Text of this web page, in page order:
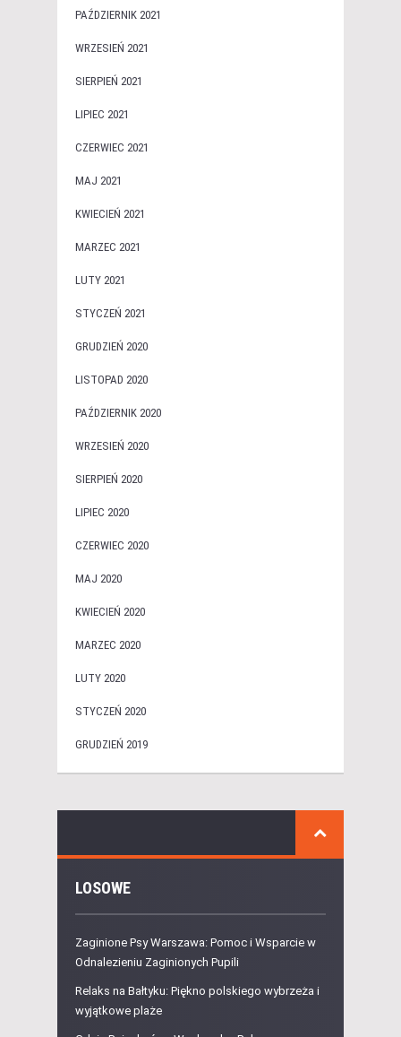
PAŹDZIERNIK 2021
WRZESIEŃ 2021
SIERPIEŃ 2021
LIPIEC 2021
CZERWIEC 2021
MAJ 2021
KWIECIEŃ 2021
MARZEC 2021
LUTY 2021
STYCZEŃ 2021
GRUDZIEŃ 2020
LISTOPAD 2020
PAŹDZIERNIK 2020
WRZESIEŃ 2020
SIERPIEŃ 2020
LIPIEC 2020
CZERWIEC 2020
MAJ 2020
KWIECIEŃ 2020
MARZEC 2020
LUTY 2020
STYCZEŃ 2020
GRUDZIEŃ 2019
LOSOWE
Zaginione Psy Warszawa: Pomoc i Wsparcie w
Odnalezieniu Zaginionych Pupili
Relaks na Bałtyku: Piękno polskiego wybrzeża i
wyjątkowe plaże